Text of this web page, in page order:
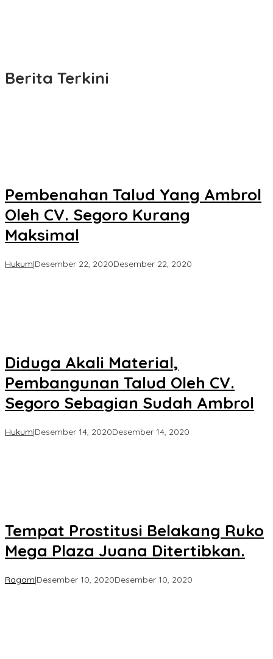
Berita Terkini
Pembenahan Talud Yang Ambrol
Oleh CV. Segoro Kurang
Maksimal
Hukum|Desember 22, 2020Desember 22, 2020
Diduga Akali Material,
Pembangunan Talud Oleh CV.
Segoro Sebagian Sudah Ambrol
Hukum|Desember 14, 2020Desember 14, 2020
Tempat Prostitusi Belakang Ruko
Mega Plaza Juana Ditertibkan.
Ragam|Desember 10, 2020Desember 10, 2020